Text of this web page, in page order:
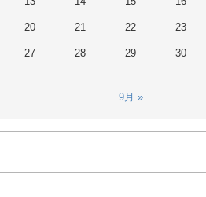
20 21 22 23
27 28 29 30
9月 »